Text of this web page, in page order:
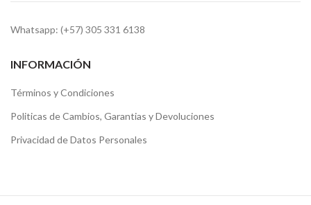
Whatsapp: (+57) 305 331 6138
INFORMACIÓN
Términos y Condiciones
Politicas de Cambios, Garantias y Devoluciones
Privacidad de Datos Personales